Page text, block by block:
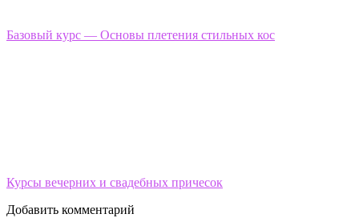
Базовый курс — Основы плетения стильных кос
Курсы вечерних и свадебных причесок
Добавить комментарий